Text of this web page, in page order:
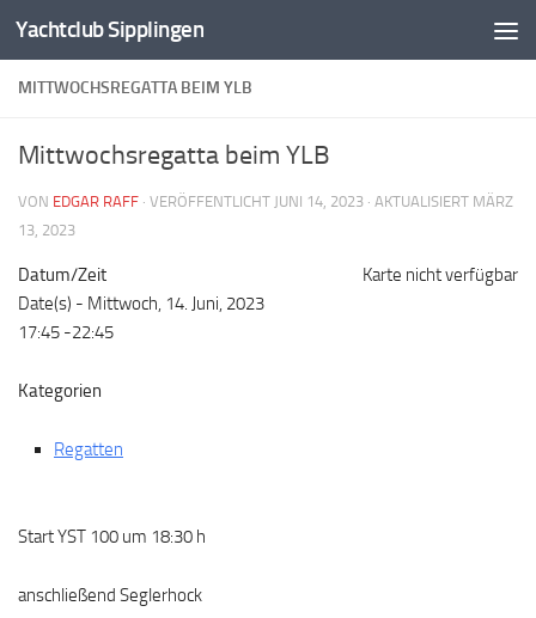
Zum Inhalt springen
Yachtclub Sipplingen
MITTWOCHSREGATTA BEIM YLB
Mittwochsregatta beim YLB
VON EDGAR RAFF · VERÖFFENTLICHT JUNI 14, 2023 · AKTUALISIERT MÄRZ
13, 2023
Karte nicht verfügbar
Datum/Zeit
Date(s) - Mittwoch, 14. Juni, 2023
17:45 -22:45
Kategorien
Regatten
Start YST 100 um 18:30 h
anschließend Seglerhock